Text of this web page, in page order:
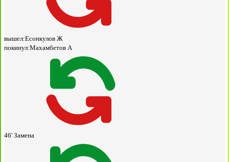
вышел:Есонкулов Ж
покинул:Махамбетов А
46' Замена